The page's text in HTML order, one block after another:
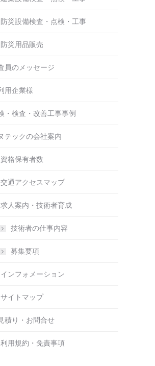
防災設備検査・点検・工事
防災用品販売
員のメッセージ
用企業様
・検査・改善工事事例
テックの会社案内
資格保有者数
交通アクセスマップ
求人案内・技術者育成
技術者の仕事内容
募集要項
インフォメーション
サイトマップ
積り・お問合せ
利用規約・免責事項